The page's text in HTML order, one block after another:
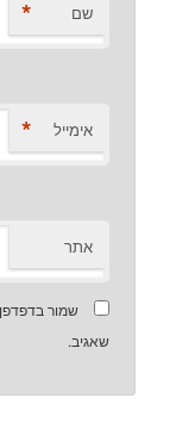
שמור בדפדפן זה את